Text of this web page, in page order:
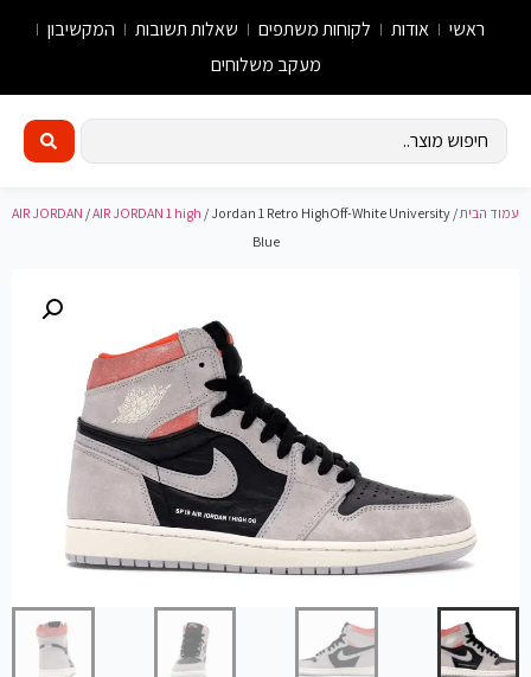
ראשי אודות לקוחות משתפים שאלות תשובות
המקשיבון
מעקב משלוחים
עמוד הבית/
AIR JORDAN /AIR JORDAN 1 high / Jordan 1 Retro HighOff-White University
Blue